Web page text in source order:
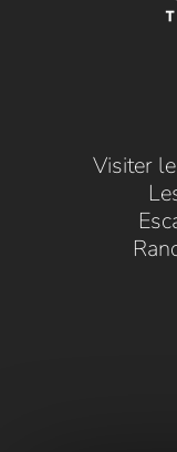
Visiter